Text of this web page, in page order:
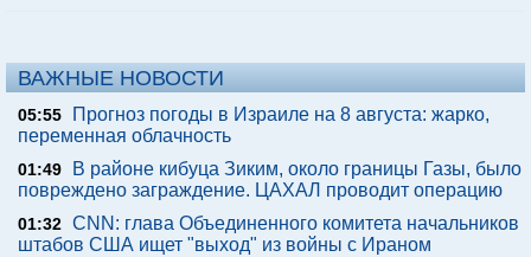
ВАЖНЫЕ НОВОСТИ
05:55
Прогноз погоды в Израиле на 8 августа: жарко,
переменная облачность
01:49
В районе кибуца Зиким, около границы Газы, было
повреждено заграждение. ЦАХАЛ проводит операцию
01:32 CNN: глава Объединенного комитета начальников
штабов США ищет "выход" из войны с Ираном